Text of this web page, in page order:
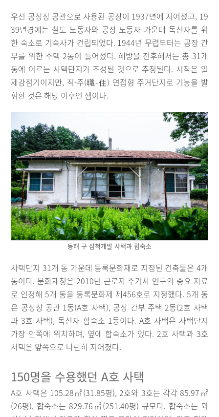
우선 공장장 공관으로 사용된 공장이 1937년에 지어졌고, 19
39년경에는 철도 노동자와 공장 노동자 가운데 독신자를 위
한 숙소로 기숙사가 건립되었다. 1944년 무렵부터는 공장 간
부를 위한 주택 2동이 들어섰다. 해방을 전후해서는 총 31개
동에 이르는 사택단지가 조성된 것으로 추정된다. 시작은 일
제강점기이지만, 직-주(職-住) 연접형 주거단지로 기능을 발
휘한 것은 해방 이후인 셈이다.
동해 구 삼척개발 사택과 합숙소
사택단지 31개 동 가운데 등록문화재로 지정된 건축물은 4개
동이다. 문화재청은 2010년 근로자 주거사 연구의 중요 자료
로 인정해 5개 동을 등록문화제 제456호로 지정했다. 5개 동
은 공장장 공관 1동(A호 사택), 공장 간부 주택 2동(2호 사택
과 3호 사택), 독신자 합숙소 1동이다. A호 사택은 사택단지
가장 안쪽에 위치하며, 옆에 합숙소가 있다. 2호 사택과 3호
사택은 앞쪽으로 나란히 지어졌다.
150명을 수용했던 A호 사택
A호 사택은 105.28㎡(31.85평), 2호와 3호는 각각 85.97㎡
(26평), 합숙소는 829.76㎡(251.40평) 규모다. 합숙소는 뫼